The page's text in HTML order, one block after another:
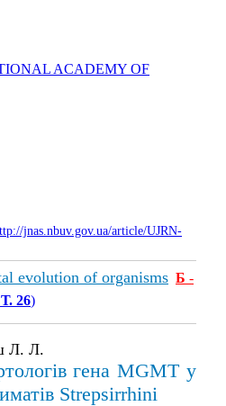
ACADEMY OF
jnas.nbuv.gov.ua/article/UJRN-
evolution of organisms Б -
26)
Л. Л.
гена MGMT у
Strepsirrhini